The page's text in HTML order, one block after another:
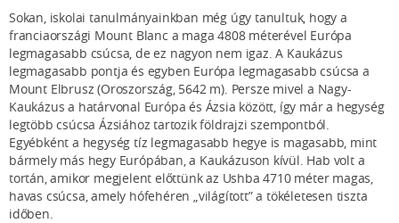
Sokan, iskolai tanulmányainkban még úgy tanultuk, hogy a
franciaországi Mount Blanc a maga 4808 méterével Európa
legmagasabb csúcsa, de ez nagyon nem igaz. A Kaukázus
legmagasabb pontja és egyben Európa legmagasabb csúcsa a
Mount Elbrusz (Oroszország, 5642 m). Persze mivel a Nagy-
Kaukázus a határvonal Európa és Ázsia között, így már a hegység
legtöbb csúcsa Ázsiához tartozik földrajzi szempontból.
Egyébként a hegység tíz legmagasabb hegye is magasabb, mint
bármely más hegy Európában, a Kaukázuson kívül. Hab volt a
tortán, amikor megjelent előttünk az Ushba 4710 méter magas,
havas csúcsa, amely hófehéren „világított” a tökéletesen tiszta
időben.